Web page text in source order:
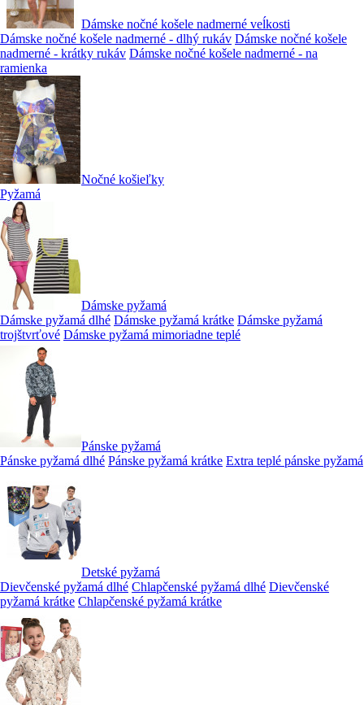
Dámske nočné košele nadmerné veĺkosti
Dámske nočné košele nadmerné - dlhý rukáv Dámske nočné košele
nadmerné - krátky rukáv Dámske nočné košele nadmerné - na
ramienka
Nočné košieľky
Pyžamá
Dámske pyžamá
Dámske pyžamá dlhé Dámske pyžamá krátke Dámske pyžamá
trojštvrťové Dámske pyžamá mimoriadne teplé
Pánske pyžamá
Pánske pyžamá dlhé Pánske pyžamá krátke Extra teplé pánske pyžamá
Detské pyžamá
Dievčenské pyžamá dlhé Chlapčenské pyžamá dlhé Dievčenské
pyžamá krátke Chlapčenské pyžamá krátke